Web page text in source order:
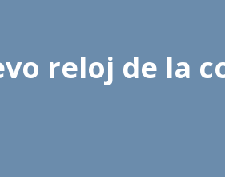
reloj de la